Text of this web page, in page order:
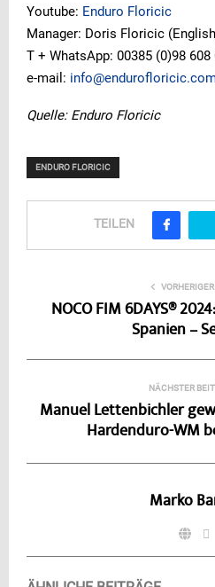
Youtube: Enduro Floricic
Manager: Doris Floricic
T + WhatsApp: 00385 (0)98 608
e-mail:
Quelle: Enduro Floricic
ENDURO FLORICIC
TEILEN
NOCO FIM 6DAYS®
Spanien –
NÄCHSTER
Manuel Lettenbichler
Hardenduro-WM
Marko